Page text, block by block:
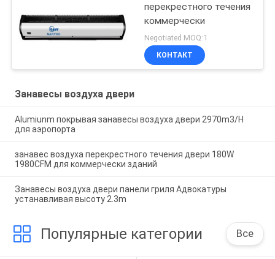
перекрестного течения
коммерчески
Negotiated MOQ:1
КОНТАКТ
Занавесы воздуха двери
Alumiunm покрывая занавесы воздуха двери 2970m3/H
для аэропорта
занавес воздуха перекрестного течения двери 180W
1980CFM для коммерчески зданий
Занавесы воздуха двери панели гриля Адвокатуры
устанавливая высоту 2.3m
Популярные категории Все